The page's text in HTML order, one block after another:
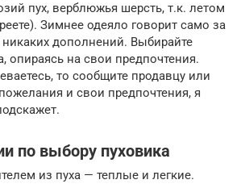
пух, верблюжья шерсть, т.к. летом
Зимнее одеяло говорит само за
никаких дополнений. Выбирайте
опираясь на свои предпочтения.
то сообщите продавцу или
и свои предпочтения, я
по выбору пуховика
из пуха — теплые и легкие.